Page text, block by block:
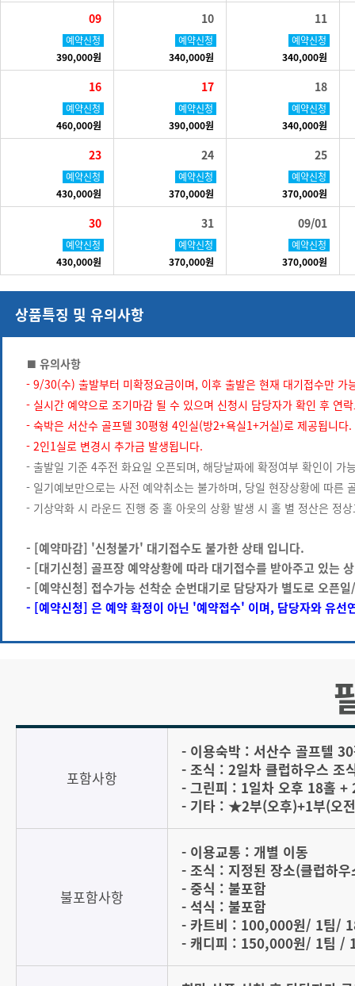
09
예약신청
390,000원
10
예약신청
340,000원
11
예약신청
340,000원
16
예약신청
460,000원
17
예약신청
390,000원
18
예약신청
340,000원
23
예약신청
430,000원
24
예약신청
370,000원
25
예약신청
370,000원
30
예약신청
430,000원
31
예약신청
370,000원
09/01
예약신청
370,000원
상품특징 및 유의사항
■ 유의사항
- 9/30(수) 출발부터 미확정요금이며, 이후 출발은 현재 대기접수만 가
- 실시간 예약으로 조기마감 될 수 있으며 신청시 담당자가 확인 후 연
- 숙박은 서산수 골프텔 30평형 4인실(방2+욕실1+거실)로 제공됩니다.
- 2인1실로 변경시 추가금 발생됩니다.
- 출발일 기준 4주전 화요일 오픈되며, 해당날짜에 확정여부 확인이 가
- 일기예보만으로는 사전 예약취소는 불가하며, 당일 현장상황에 따른
- 기상악화 시 라운드 진행 중 홀 아웃의 상황 발생 시 홀 별 정산은 정
- [예약마감] '신청불가' 대기접수도 불가한 상태 입니다.
- [대기신청] 골프장 예약상황에 따라 대기접수를 받아주고 있는
- [예약신청] 접수가능 선착순 순번대기로 담당자가 별도로 오픈
- [예약신청] 은 예약 확정이 아닌 '예약접수' 이며, 담당자와 유선
포함사항
- 이용숙박 : 서산수 골프텔
- 조식 : 2일차 클럽하우스 조
- 그린피 : 1일차 오후 18홀 +
- 기타 : ★2부(오후)+1부(오
불포함사항
- 이용교통 : 개별 이동
- 조식 : 지정된 장소(클럽하
- 중식 : 불포함
- 석식 : 불포함
- 카트비 : 100,000원/ 1팀/
- 캐디피 : 150,000원/ 1팀 /